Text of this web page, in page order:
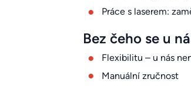
Práce s laserem:
Bez čeho se u
Flexibilitu – u nás
Manuální zručnost